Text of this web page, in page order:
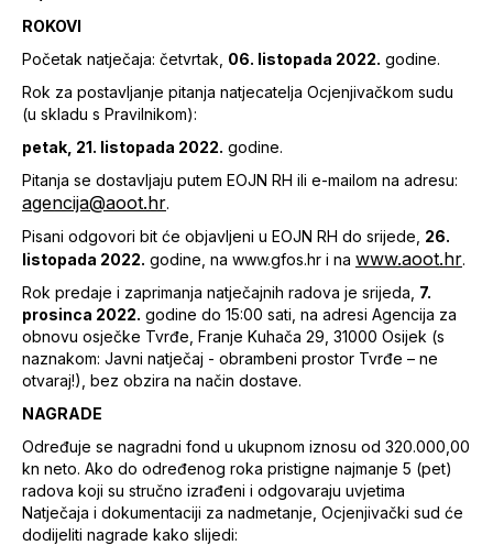
ROKOVI
Početak natječaja: četvrtak, 06. listopada 2022. godine.
Rok za postavljanje pitanja natjecatelja Ocjenjivačkom sudu
(u skladu s Pravilnikom):
petak, 21. listopada 2022. godine.
Pitanja se dostavljaju putem EOJN RH ili e-mailom na adresu:
agencija@aoot.hr.
Pisani odgovori bit će objavljeni u EOJN RH do srijede, 26.
listopada 2022. godine, na www.gfos.hr i na www.aoot.hr.
Rok predaje i zaprimanja natječajnih radova je srijeda, 7.
prosinca 2022. godine do 15:00 sati, na adresi Agencija za
obnovu osječke Tvrđe, Franje Kuhača 29, 31000 Osijek (s
naznakom: Javni natječaj - obrambeni prostor Tvrđe – ne
otvaraj!), bez obzira na način dostave.
NAGRADE
Određuje se nagradni fond u ukupnom iznosu od 320.000,00
kn neto. Ako do određenog roka pristigne najmanje 5 (pet)
radova koji su stručno izrađeni i odgovaraju uvjetima
Natječaja i dokumentaciji za nadmetanje, Ocjenjivački sud će
dodijeliti nagrade kako slijedi: